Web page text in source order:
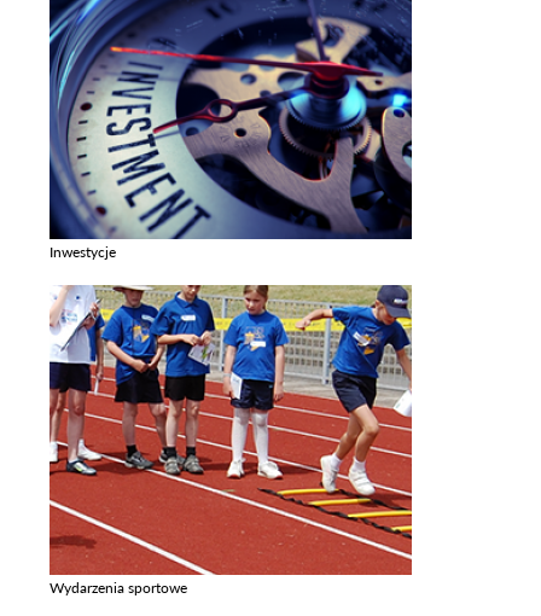
Inwestycje
Wydarzenia sportowe